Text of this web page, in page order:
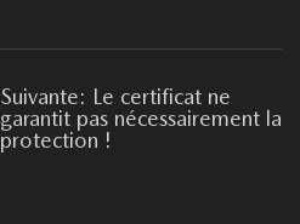
Suivante: Le certificat ne
garantit pas nécessairement la
protection !